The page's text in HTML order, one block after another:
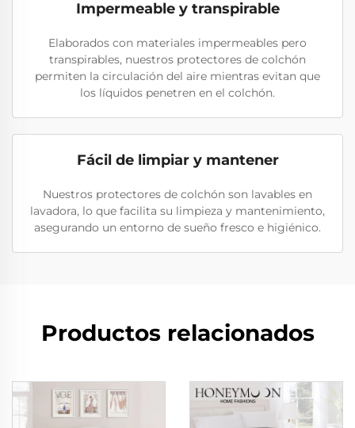
Impermeable y transpirable
Elaborados con materiales impermeables pero
transpirables, nuestros protectores de colchón
permiten la circulación del aire mientras evitan que
los líquidos penetren en el colchón.
Fácil de limpiar y mantener
Nuestros protectores de colchón son lavables en
lavadora, lo que facilita su limpieza y mantenimiento,
asegurando un entorno de sueño fresco e higiénico.
Productos relacionados